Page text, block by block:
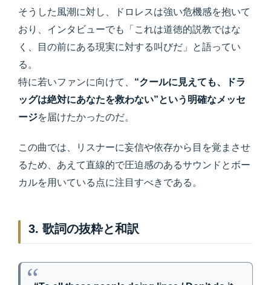
そうした風潮に対し、ドロレスは強い危機感を抱いて
おり、インタビューでも「これは道徳的説教ではな
く、目の前にある現実に対する叫びだ」と語ってい
る。
特に若いファンに向けて、 “クールに見えても、ドラ
ッグは絶対にあなたを救わない”という明確なメッセ
ージを届けたかったのだ。
この曲では、リスナーに妄信や依存から目を覚まさせ
るため、あえて直線的で圧迫感のあるサウンドとボー
カルを用いている点に注目すべきである。
3. 歌詞の抜粋と和訳